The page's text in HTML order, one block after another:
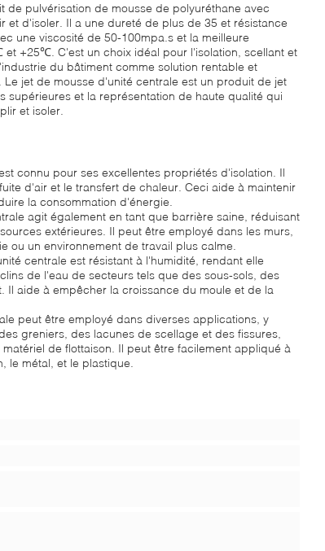
pulvérisation de mousse de polyuréthane avec
d'isoler. Il a une dureté de plus de 35 et résistance
une viscosité de 50-100mpa.s et la meilleure
+25℃. C'est un choix idéal pour l'isolation, scellant et
du bâtiment comme solution rentable et
jet de mousse d'unité centrale est un produit de jet
et la représentation de haute qualité qui
et isoler.
connu pour ses excellentes propriétés d'isolation. Il
d'air et le transfert de chaleur. Ceci aide à maintenir
la consommation d'énergie.
agit également en tant que barrière saine, réduisant
extérieures. Il peut être employé dans les murs,
ou un environnement de travail plus calme.
centrale est résistant à l'humidité, rendant elle
de l'eau de secteurs tels que des sous-sols, des
aide à empêcher la croissance du moule et de la
peut être employé dans diverses applications, y
greniers, des lacunes de scellage et des fissures,
de flottaison. Il peut être facilement appliqué à
le métal, et le plastique.